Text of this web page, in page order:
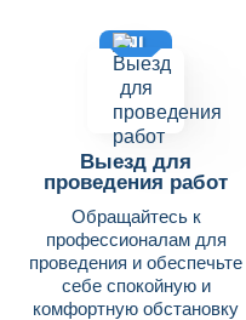
01
Выезд для
проведения работ
Обращайтесь к
профессионалам для
проведения и обеспечьте
себе спокойную и
комфортную обстановку